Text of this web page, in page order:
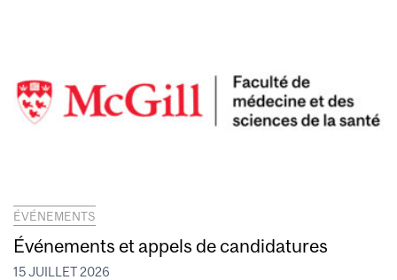
ÉVÉNEMENTS
Événements et appels de candidatures
15 JUILLET 2026